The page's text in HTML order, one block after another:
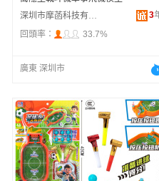
深圳市摩菡科技有限公司
3
回頭率：
33.7%
廣東 深圳市